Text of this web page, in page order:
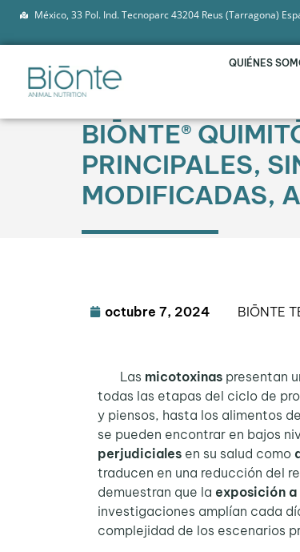
México, 33 Pol. Ind. Tecnoparc 43204 Reus (Tarragona)
QUIÉNES
BIŌNTE®
PRINCIPALES,
MODIFICADAS,
octubre 7, 2024 BIŌNTE
Las micotoxinas presentan
todas las etapas del ciclo de
y piensos, hasta los alimentos
se pueden encontrar en bajos
perjudiciales en su salud como
traducen en una reducción del
demuestran que la exposición
investigaciones amplían cada
complejidad de los escenarios